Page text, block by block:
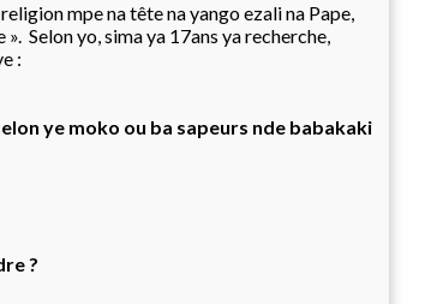
mpe na tête na yango ezali na Pape,
Selon yo, sima ya 17ans ya recherche,
:
ye moko ou ba sapeurs nde babakaki
?